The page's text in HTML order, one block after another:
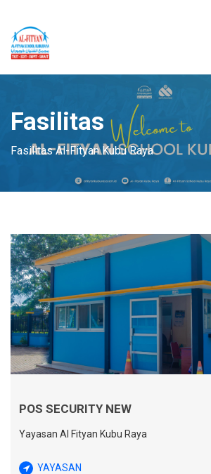
Fasilitas
Fasilitas Al-Fityan Kubu Raya
POS SECURITY NEW
Yayasan Al Fityan Kubu Raya
YAYASAN